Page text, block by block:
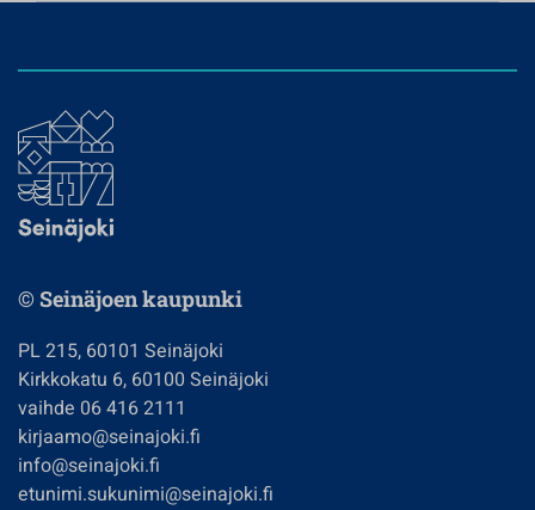
© Seinäjoen kaupunki
PL 215, 60101 Seinäjoki
Kirkkokatu 6, 60100 Seinäjoki
vaihde 06 416 2111
kirjaamo@seinajoki.fi
info@seinajoki.fi
etunimi.sukunimi@seinajoki.fi